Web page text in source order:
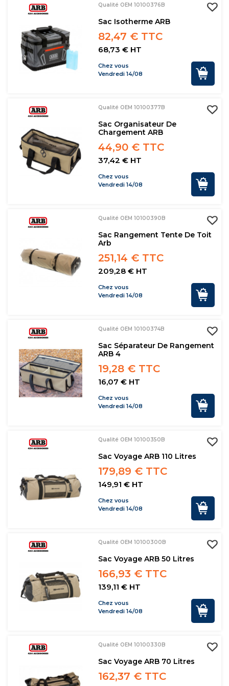
Qualité OEM 10100376B
Sac Isotherme ARB
82,47 € TTC
68,73 € HT
Chez vous
Vendredi 14/08
Qualité OEM 10100377B
Sac Organisateur De
Chargement ARB
44,90 € TTC
37,42 € HT
Chez vous
Vendredi 14/08
Qualité OEM 10100390B
Sac Rangement Tente De Toit
Arb
251,14 € TTC
209,28 € HT
Chez vous
Vendredi 14/08
Qualité OEM 10100374B
Sac Séparateur De Rangement
ARB 4
19,28 € TTC
16,07 € HT
Chez vous
Vendredi 14/08
Qualité OEM 10100350B
Sac Voyage ARB 110 Litres
179,89 € TTC
149,91 € HT
Chez vous
Vendredi 14/08
Qualité OEM 10100300B
Sac Voyage ARB 50 Litres
166,93 € TTC
139,11 € HT
Chez vous
Vendredi 14/08
Qualité OEM 10100330B
Sac Voyage ARB 70 Litres
162,37 € TTC